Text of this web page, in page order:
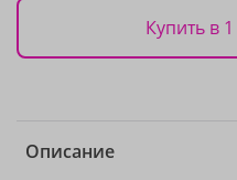
Купить в
Описание